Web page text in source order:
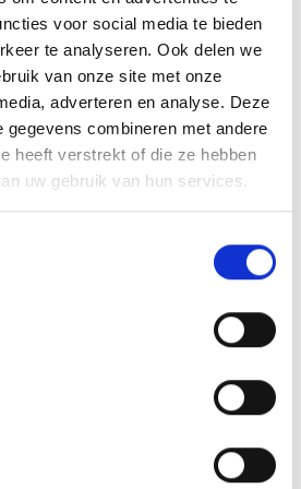
voor social media te bieden
te analyseren. Ook delen we
van onze site met onze
adverteren en analyse. Deze
gegevens combineren met andere
heeft verstrekt of die ze hebben
uw gebruik van hun services.
fitnessmythes,
té gespierd maakt of dat
en met meer